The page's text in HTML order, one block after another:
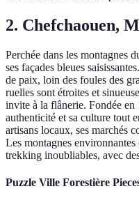
2. Chefchaouen,
Perchée dans les montagnes
ses façades bleues
de paix, loin des foules des
ruelles sont étroites et
invite à la flânerie. Fondée en
authenticité et sa culture tout
artisans locaux, ses marchés
Les montagnes
trekking inoubliables, avec
Puzzle Ville Forestière